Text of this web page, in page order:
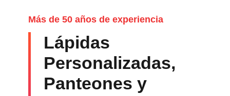
Más de 50 años de experiencia
Lápidas
Personalizadas,
Panteones y